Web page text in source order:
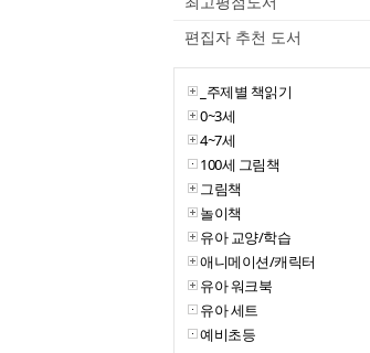
편집자 추천 도서
_주제별 책읽기
0~3세
4~7세
100세 그림책
그림책
놀이책
유아 교양/학습
애니메이션/캐릭터
유아 워크북
유아 세트
예비초등